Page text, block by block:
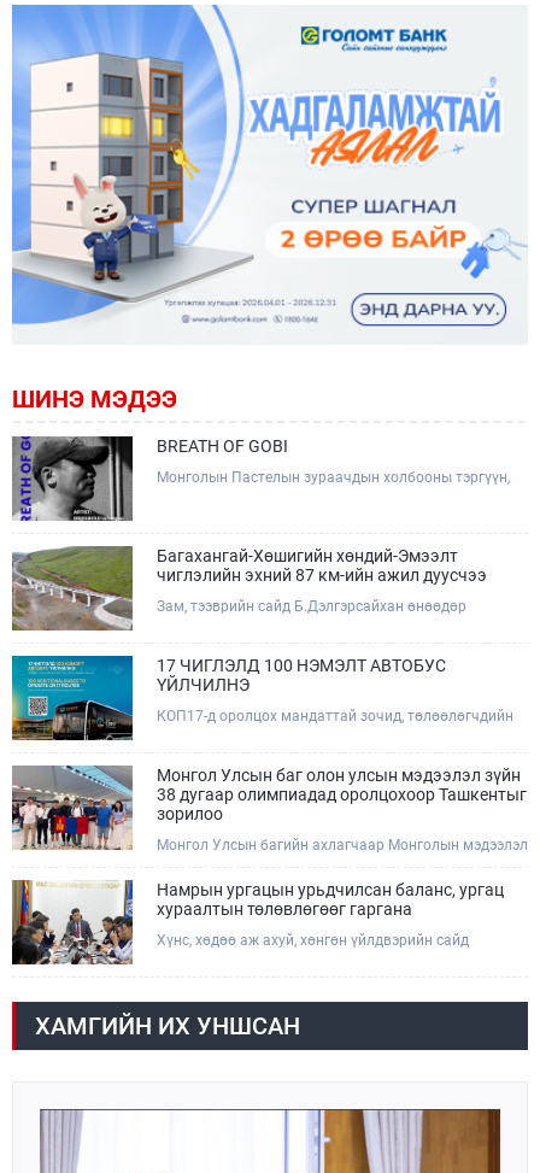
ШИНЭ МЭДЭЭ
BREATH OF GOBI
Монголын Пастелын зураачдын холбооны тэргүүн,
мэндчилж байна.
Багахангай-Хөшигийн хөндий-Эмээлт
чиглэлийн эхний 87 км-ийн ажил дуусчээ
Зам, тээврийн сайд Б.Дэлгэрсайхан өнөөдөр
бүтээн байгуулалтын ажлын явцтай танилцаж,
төмөр замын доод болон дээд бүтцийн үндсэн ажил
тавьж, төслийн талбайд ажиллалаа.
17 ЧИГЛЭЛД 100 НЭМЭЛТ АВТОБУС
ҮЙЛЧИЛНЭ
КОП17-д оролцох мандаттай зочид, төлөөлөгчдийн
буудлууд болон хурлын талбай хооронд урьдчилан
гаргасан цагийн хуваарийн дагуу үйлчилнэ.Эрхэм
хүндэт КОП17-д оролцогч та бүхэн автобусны
харна уу.
Монгол Улсын баг олон улсын мэдээлэл зүйн
38 дугаар олимпиадад оролцохоор Ташкентыг
зорилоо
Монгол Улсын багийн ахлагчаар Монголын мэдээлэл
МХТС-ийн тэнхимийн эрхлэгч, дэд профессор
А.Хүдэр, дэд ахлагчаар Монголын мэдээлэл зүйн
олимпиадын хорооны гишүүн, МУБИС-ийн МБУС-ийн
ахлах багш Ж.Дашдэмбэрэл нар ажиллана
Намрын ургацын урьдчилсан баланс, ургац
хураалтын төлөвлөгөөг гаргана
Хүнс, хөдөө аж ахуй, хөнгөн үйлдвэрийн сайд
хурал зохион байгуулж, салбарын тулгамдсан
асуудлууд болон намрын тариа хураалт,
өвөлжилтийн бэлтгэл бэлэн байдлын асуудлаар
ХАМГИЙН ИХ УНШСАН